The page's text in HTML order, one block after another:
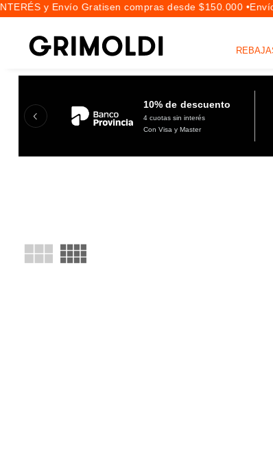
y Envío Gratisen compras desde $150.000 •
10% de descuento
4 cuotas sin interés
Con Visa y Master